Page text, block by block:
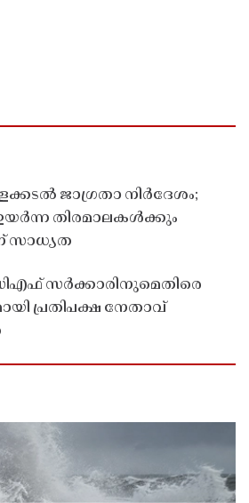
ജാഗ്രതാ നിർദേശം;
ഉയർന്ന തിരമാലകൾക്കും
സാധ്യത
സർക്കാരിനുമെതിരെ
പ്രതിപക്ഷ നേതാവ്